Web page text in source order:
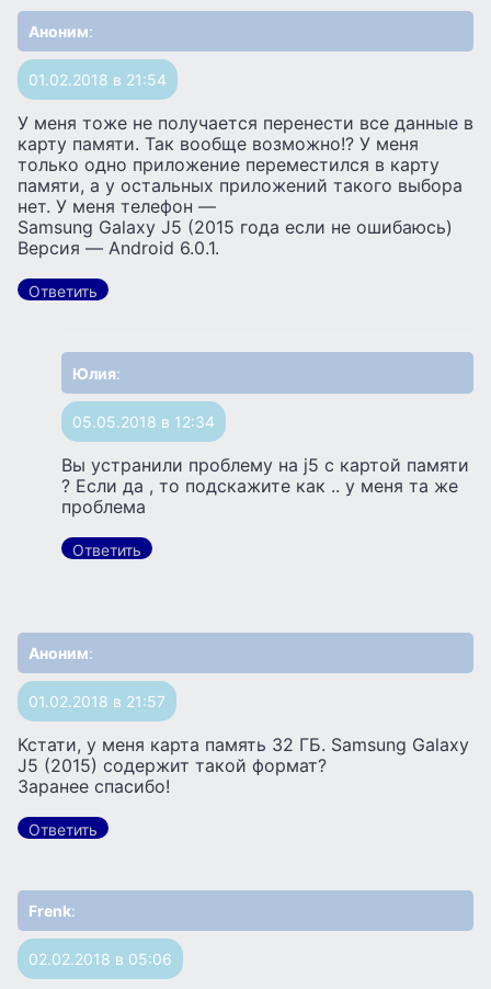
Аноним:
01.02.2018 в 21:54
У меня тоже не получается перенести все данные в
карту памяти. Так вообще возможно!? У меня
только одно приложение переместился в карту
памяти, а у остальных приложений такого выбора
нет. У меня телефон —
Samsung Galaxy J5 (2015 года если не ошибаюсь)
Версия — Android 6.0.1.
Ответить
Юлия:
05.05.2018 в 12:34
Вы устранили проблему на j5 с картой памяти
? Если да , то подскажите как .. у меня та же
проблема
Ответить
Аноним:
01.02.2018 в 21:57
Кстати, у меня карта память 32 ГБ. Samsung Galaxy
J5 (2015) содержит такой формат?
Заранее спасибо!
Ответить
Frenk:
02.02.2018 в 05:06